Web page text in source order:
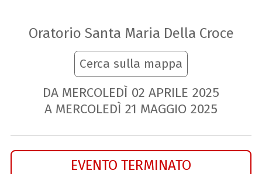
Oratorio Santa Maria Della Croce
Cerca sulla mappa
DA MERCOLEDÌ 02 APRILE 2025
A MERCOLEDÌ 21 MAGGIO 2025
EVENTO TERMINATO